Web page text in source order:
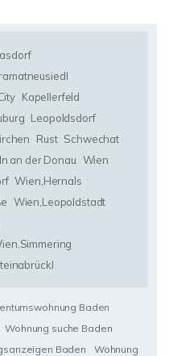
Kapellerfeld
Leopoldsdorf
Rust Schwechat
an der Donau Wien
Wien,Hernals
Wien,Leopoldstadt
Baden
Wohnung suche Baden
Baden
Wohnung